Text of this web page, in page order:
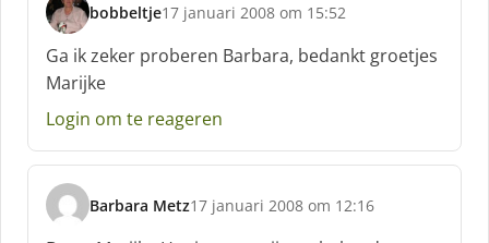
bobbeltje
s
c
h
r
e
f
17 januari 2008 om 15:52
Ga ik zeker proberen Barbara, bedankt groetjes
Marijke
Login om te reageren
Barbara Metz
s
c
17 januari 2008 om 12:16